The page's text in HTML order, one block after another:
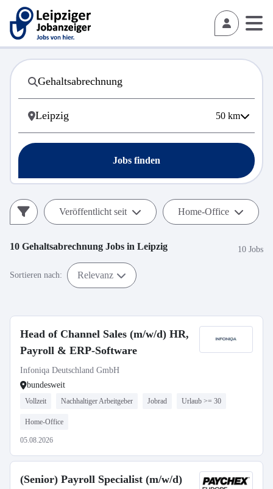
50 km
Jobs finden
Veröffentlicht seit Home-Office
10 Gehaltsabrechnung Jobs in Leipzig 10 Jobs
Sortieren nach: Relevanz
Head of Channel Sales (m/w/d) HR,
Payroll & ERP-Software
Infoniqa Deutschland GmbH
bundesweit
Vollzeit Nachhaltiger Arbeitgeber Jobrad Urlaub >= 30
Home-Office
05.08.2026
(Senior) Payroll Specialist (m/w/d)